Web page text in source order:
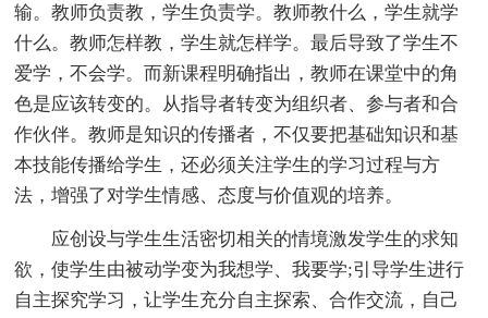
输。教师负责教，学生负责学。教师教什么，学生就学
什么。教师怎样教，学生就怎样学。最后导致了学生不
爱学，不会学。而新课程明确指出，教师在课堂中的角
色是应该转变的。从指导者转变为组织者、参与者和合
作伙伴。教师是知识的传播者，不仅要把基础知识和基
本技能传播给学生，还必须关注学生的学习过程与方
法，增强了对学生情感、态度与价值观的培养。
应创设与学生生活密切相关的情境激发学生的求知
欲，使学生由被动学变为我想学、我要学;引导学生进行
自主探究学习，让学生充分自主探索、合作交流，自己